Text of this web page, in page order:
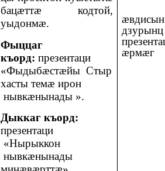
бацæттæ кодтой,
уыдонмæ.
Фыццаг
къорд: презентаци
«Фыдыбæстæйы Стыр
хасты темæ ирон
нывкæнынады ».
Дыккаг къорд:
презентаци
«Нырыккон
нывкæнынады
æрмæг